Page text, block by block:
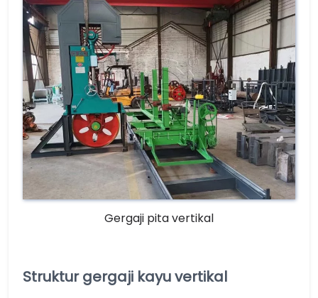
Gergaji pita vertikal
Struktur gergaji kayu vertikal